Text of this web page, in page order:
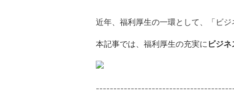
近年、福利厚生の一環として、「 ビジ
本記事では、福利厚生の充実に ビジ